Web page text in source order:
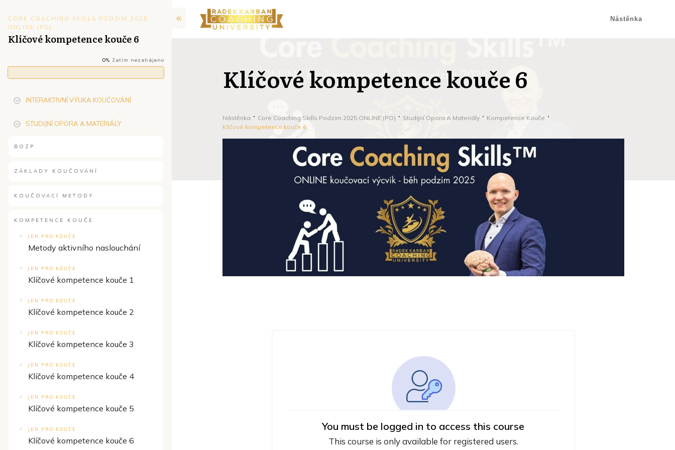
Nástěnka
Klíčové kompetence kouče 6
Nástěnka Core Coaching Skills Podzim 2025 ONLINE (PO) Studijní Opora A Materiály
Kompetence Kouče
Klíčové kompetence kouče 6
You must be logged in to access this course
This course is only available for registered users.
CORE COACHING SKILLS PODZIM 2025
ONLINE (PO)
Klíčové kompetence kouče 6
0% Zatím nezahájeno
INTERAKTIVNÍ VÝUKA KOUČOVÁNÍ
STUDIJNÍ OPORA A MATERIÁLY
BOZP
ZÁKLADY KOUČOVÁNÍ
KOUČOVACÍ METODY
KOMPETENCE KOUČE
JEN PRO KOUČE
Metody aktivního naslouchání
JEN PRO KOUČE
Klíčové kompetence kouče 1
JEN PRO KOUČE
Klíčové kompetence kouče 2
JEN PRO KOUČE
Klíčové kompetence kouče 3
JEN PRO KOUČE
Klíčové kompetence kouče 4
JEN PRO KOUČE
Klíčové kompetence kouče 5
JEN PRO KOUČE
Klíčové kompetence kouče 6